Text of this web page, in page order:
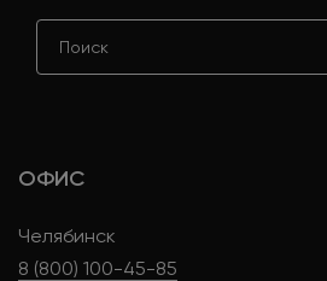
ОФИС
Челябинск
8 (800) 100-45-85